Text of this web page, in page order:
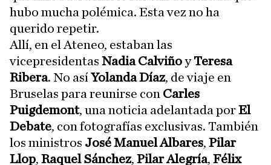
hubo mucha polémica. Esta vez no ha
querido repetir.
Allí, en el Ateneo, estaban las
vicepresidentas Nadia CalviñoyTeresa
Ribera. No así Yolanda Díaz, de viaje en
Bruselas para reunirse con Carles
Puigdemont, una noticia adelantada porEl
Debate, con fotografías exclusivas. También
los ministros José Manuel Albares, Pilar
Llop, Raquel Sánchez, Pilar Alegría, Félix